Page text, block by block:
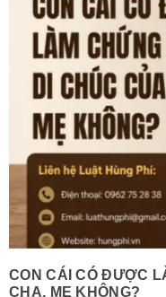
CON CÁI CÓ ĐƯỢC
CHA, MẸ KHÔNG?